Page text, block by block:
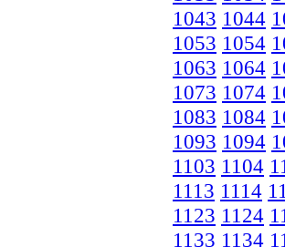
1043 1044
1053 1054
1063 1064
1073 1074
1083 1084
1093 1094
1103 1104
1113 1114
1123 1124
1133 1134